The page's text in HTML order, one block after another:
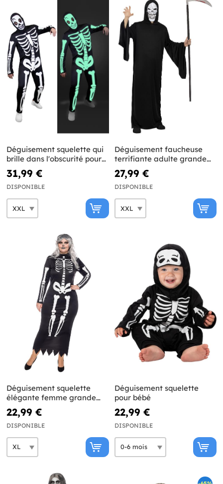
Déguisement squelette qui
brille dans l'obscurité pour
homme taille grande
31,99 €
DISPONIBLE
Déguisement faucheuse
terrifiante adulte grande
taille
27,99 €
DISPONIBLE
Déguisement squelette
élégante femme grande
taille
22,99 €
DISPONIBLE
Déguisement squelette
pour bébé
22,99 €
DISPONIBLE